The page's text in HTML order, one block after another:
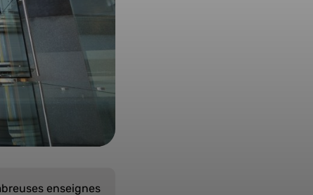
enseignes